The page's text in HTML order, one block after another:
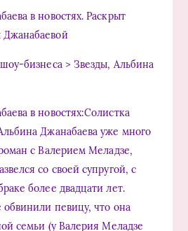
в новостях. Раскрыт
бизнеса > Звезды, Альбина
в новостях:Солистка
Джанабаева уже много
с Валерием Меладзе,
со своей супругой, с
более двадцати лет.
певицу, что она
семьи (у Валерия Меладзе